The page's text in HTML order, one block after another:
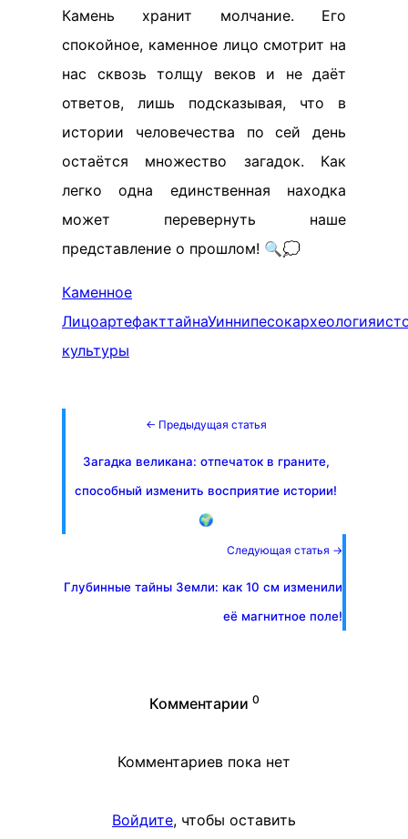
Камень хранит молчание. Его
спокойное, каменное лицо смотрит на
нас сквозь толщу веков и не даёт
ответов, лишь подсказывая, что в
истории человечества по сей день
остаётся множество загадок. Как
легко одна единственная находка
может перевернуть наше
представление о прошлом! 🔍💭
Каменное
ЛицоартефакттайнаУиннипесокархеология
культуры
← Предыдущая статья
Загадка великана: отпечаток в граните,
способный изменить восприятие истории!
🌍
Следующая статья →
Глубинные тайны Земли: как 10 см изменили
её магнитное поле!
Комментарии 0
Комментариев пока нет
Войдите, чтобы оставить